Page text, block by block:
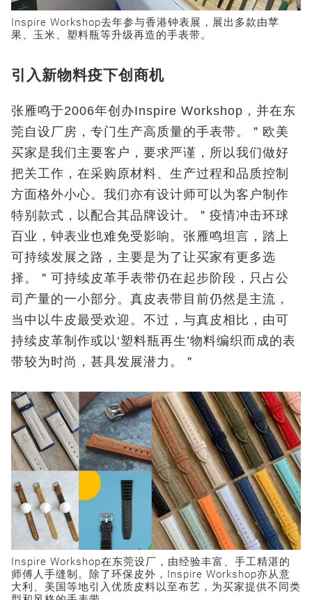
Inspire Workshop去年参与香港钟表展，展出多款由苹
果、玉米、塑料瓶等升级再造的手表带。
引入新物料疫下创商机
张雁鸣于2006年创办Inspire Workshop，并在东
莞自设厂房，专门生产高质量的手表带。＂欧美
买家是我们主要客户，要求严谨，所以我们做好
把关工作，在采购原材料、生产过程和品质控制
方面格外小心。我们亦有设计师可以为客户制作
特别款式，以配合其品牌设计。＂疫情冲击环球
百业，钟表业也难免受影响。张雁鸣坦言，踏上
可持续发展之路，主要是为了让买家有更多选
择。＂可持续皮革手表带仍在起步阶段，只占公
司产量的一小部分。真皮表带目前仍然是主流，
当中以牛皮最受欢迎。不过，与真皮相比，由可
持续皮革制作或以‘塑料瓶再生’物料编织而成的表
带较为时尚，甚具发展潜力。＂
Inspire Workshop在东莞设厂，由经验丰富、手工精湛的
师傅人手缝制。除了环保皮外，Inspire Workshop亦从意
大利、美国等地引入优质皮料以至布艺，为买家提供不同类